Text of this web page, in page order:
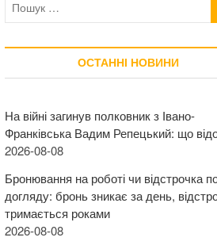
ОСТАННІ НОВИНИ
На війні загинув полковник з Івано-
Франківська Вадим Репецький: що
2026-08-08
Бронювання на роботі чи відстрочка
догляду: бронь зникає за день,
тримається роками
2026-08-08